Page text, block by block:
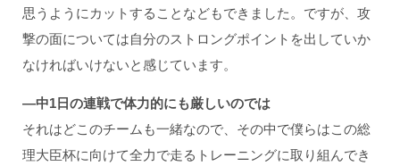
思うようにカットすることなどもできました。ですが、攻
撃の面については自分のストロングポイントを出していか
なければいけないと感じています。
―中1日の連戦で体力的にも厳しいのでは
それはどこのチームも一緒なので、その中で僕らはこの総
理大臣杯に向けて全力で走るトレーニングに取り組んでき